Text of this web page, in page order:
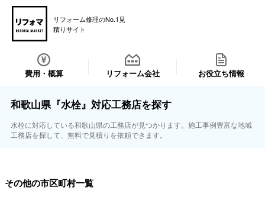
リフォーム修理のNo.1見
積りサイト
費用・概算 リフォーム会社 お役立ち情報
和歌山県『水栓』対応工務店を探す
水栓に対応している和歌山県の工務店が見つかります。施工事例豊富な地域
工務店を探して、無料で見積りを依頼できます。
その他の市区町村一覧